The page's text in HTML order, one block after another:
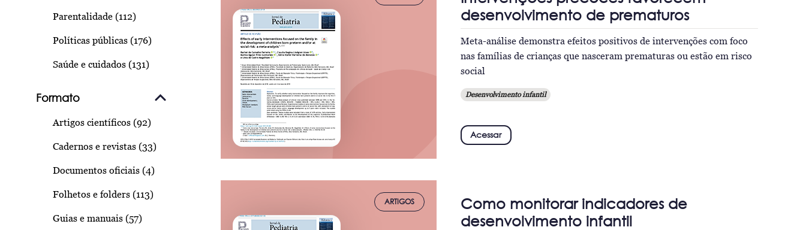
Parentalidade (112)
Políticas públicas (176)
Saúde e cuidados (131)
Formato
Artigos científicos (92)
Cadernos e revistas (33)
Documentos oficiais (4)
Folhetos e folders (113)
Guias e manuais (57)
desenvolvimento de prematuros
Meta-análise demonstra efeitos positivos de intervenções com foco
nas famílias de crianças que nasceram prematuras ou estão em risco
social
Desenvolvimento infantil
Acessar
ARTIGOS
Como monitorar indicadores de
desenvolvimento infantil